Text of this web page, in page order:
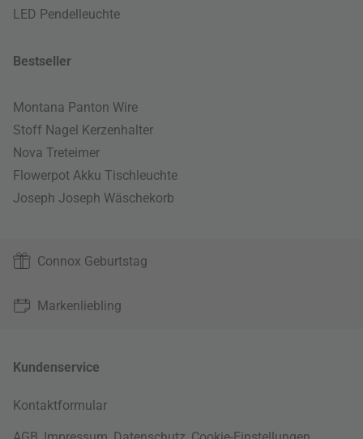
LED Pendelleuchte
Bestseller
Montana Panton Wire
Stoff Nagel Kerzenhalter
Nova Treteimer
Flowerpot Akku Tischleuchte
Joseph Joseph Wäschekorb
Connox Geburtstag
Markenliebling
Kundenservice
Kontaktformular